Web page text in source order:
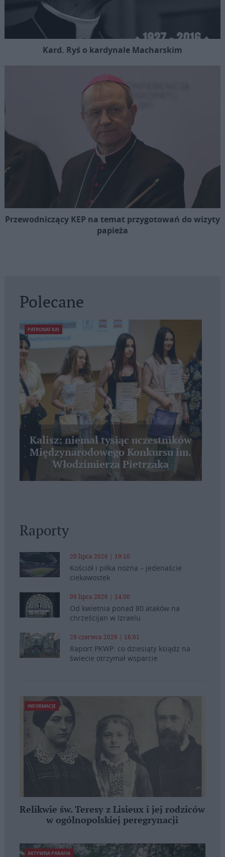
Kard. Ryś o kardynale Macharskim
Przewodniczący KEP na temat przygotowań do wizyty
papieża
Polecane
PATRONAT KAI
Kalisz: niemal tysiąc uczestników
Międzynarodowego Konkursu im.
Włodzimierza Pietrzaka
Raporty
20 lipca 2026 | 19:10
Kościół i piłka nożna – jedenaście
ciekawostek
09 lipca 2026 | 14:00
Od kwietnia ponad 80 ataków na
chrześcijan w Izraelu
29 czerwca 2026 | 16:01
Raport PKWP: co dziesiąty ksiądz na
świecie otrzymał wsparcie
INFORMACJE
Relikwie św. Teresy z Lisieux i jej rodziców
w ogólnopolskiej peregrynacji
AKTYWNA PARAFIA